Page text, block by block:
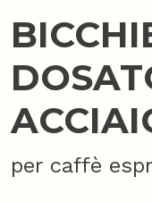
per caffè